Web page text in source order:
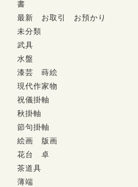
書
最新 お取引 お預かり
未分類
武具
水盤
漆芸 蒔絵
現代作家物
祝儀掛軸
秋掛軸
節句掛軸
絵画 版画
花台 卓
茶道具
薄端